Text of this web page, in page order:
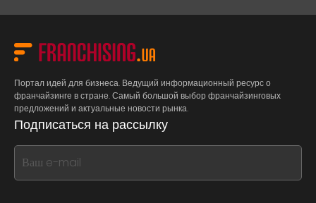
Портал идей для бизнеса. Ведущий информационный ресурс о
франчайзинге в стране. Самый большой выбор франчайзинговых
предложений и актуальные новости рынка.
Подписаться на рассылку
If
you